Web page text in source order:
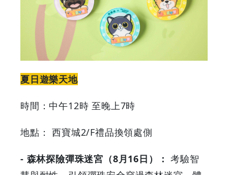
夏日遊樂天地
時間：中午12時 至晚上7時
地點： 西寶城2/F禮品換領處側
- 森林探險彈珠迷宮（8月16日）：考驗智